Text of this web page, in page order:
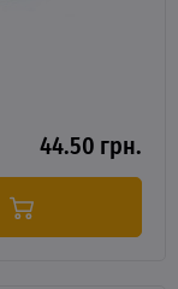
44.50 грн.